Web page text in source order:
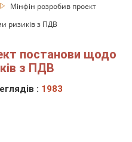
Мінфін розробив проект
ризиків з ПДВ
постанови щодо
з ПДВ
: 1983